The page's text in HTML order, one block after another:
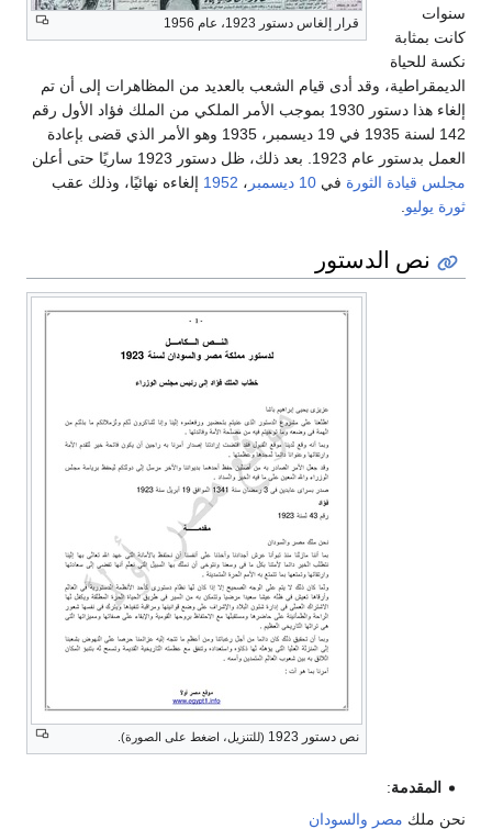
قرار إلغاس دستور 1923، عام 1956
سنوات
كانت بمثابة
نكسة للحياة
الديمقراطية، وقد أدى قيام الشعب بالعديد من المظاهرات إلى أن تم
إلغاء هذا دستور 1930 بموجب الأمر الملكي من الملك فؤاد الأول رقم
142 لسنة 1935 في 19 ديسمبر، 1935 وهو الأمر الذي قضى بإعادة
العمل بدستور عام 1923. بعد ذلك، ظل دستور 1923 ساريًا حتى أعلن
مجلس قيادة الثورة في 10 ديسمبر ، 1952 إلغاءه نهائيًا، وذلك عقب
ثورة يوليو
نص الدستور
نص دستور 1923 (للتنزيل، اضغط على الصورة).
المقدمة:
نحن ملك مصر والسودان